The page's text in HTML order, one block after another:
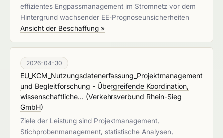
effizientes Engpassmanagement im Stromnetz vor dem
Hintergrund wachsender EE-Prognoseunsicherheiten
Ansicht der Beschaffung »
2026-04-30
EU_KCM_Nutzungsdatenerfassung_Projektmanagement
und Begleitforschung - Übergreifende Koordination,
wissenschaftliche... (Verkehrsverbund Rhein-Sieg
GmbH)
Ziele der Leistung sind Projektmanagement,
Stichprobenmanagement, statistische Analysen,